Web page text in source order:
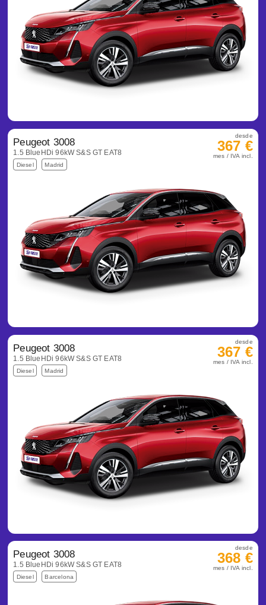
Peugeot 3008
1.5 BlueHDi 96kW S&S GT EAT8
Diesel Madrid
desde
367 €
mes / IVA incl.
Peugeot 3008
1.5 BlueHDi 96kW S&S GT EAT8
Diesel Madrid
desde
367 €
mes / IVA incl.
Peugeot 3008
1.5 BlueHDi 96kW S&S GT EAT8
Diesel Barcelona
desde
368 €
mes / IVA incl.